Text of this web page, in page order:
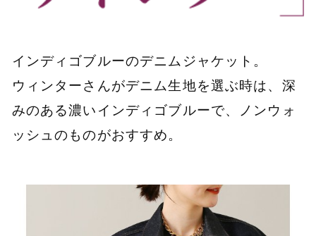
インディゴブルーのデニムジャケット。
ウィンターさんがデニム生地を選ぶ時は、深
みのある濃いインディゴブルーで、ノンウォ
ッシュのものがおすすめ。